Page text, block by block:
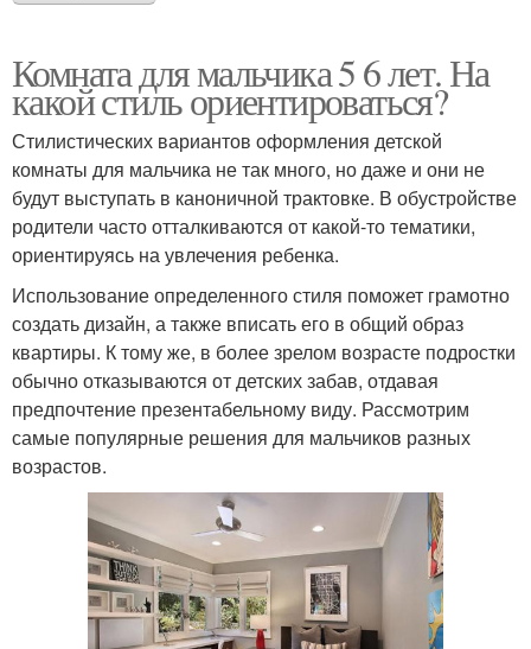
Комната для мальчика 5 6 лет. На
какой стиль ориентироваться?
Стилистических вариантов оформления детской
комнаты для мальчика не так много, но даже и они не
будут выступать в каноничной трактовке. В обустройстве
родители часто отталкиваются от какой-то тематики,
ориентируясь на увлечения ребенка.
Использование определенного стиля поможет грамотно
создать дизайн, а также вписать его в общий образ
квартиры. К тому же, в более зрелом возрасте подростки
обычно отказываются от детских забав, отдавая
предпочтение презентабельному виду. Рассмотрим
самые популярные решения для мальчиков разных
возрастов.